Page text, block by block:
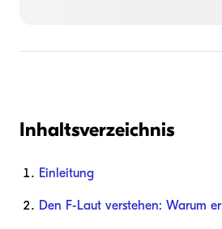
Inhaltsverzeichnis
Einleitung
Den F-Laut verstehen: Warum